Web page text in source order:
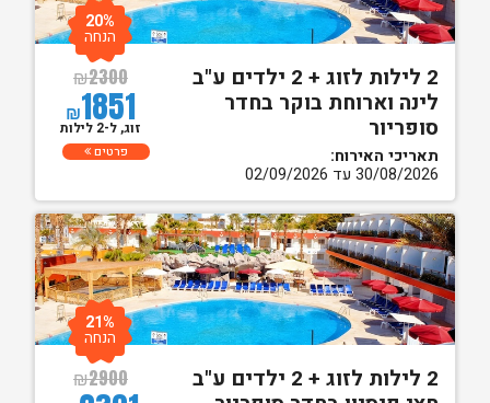
2 לילות לזוג + 2 ילדים ע"ב
לינה וארוחת בוקר בחדר
סופריור
תאריכי האירוח:
30/08/2026 עד 02/09/2026
₪2300
₪1851
20%
הנחה
זוג, ל-2 לילות
פרטים
2 לילות לזוג + 2 ילדים ע"ב
₪2900
21%
הנחה